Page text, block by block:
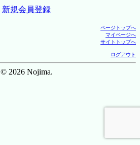
新規会員登録
ページトップへ
マイページへ
サイトトップへ
ログアウト
© 2026 Nojima.